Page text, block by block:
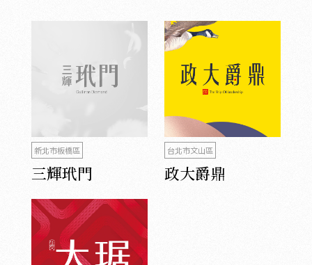
新北市板橋區
三輝玳門
台北市文山區
政大爵鼎